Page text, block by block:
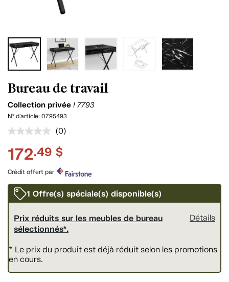
Bureau de travail
Collection privée I 7793
N° d'article: 0795493
Aucune
pour
ce
produit.
Lien
vers
la
même
(0)
172.49 $
Crédit offert par
1 Offre(s) spéciale(s) disponible(s)
Prix réduits sur les meubles de bureau
sélectionnés*.
Détails
* Le prix du produit est déjà réduit selon les promotions
en cours.